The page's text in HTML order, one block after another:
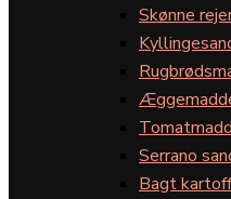
Skønne
Serrano
Bagt